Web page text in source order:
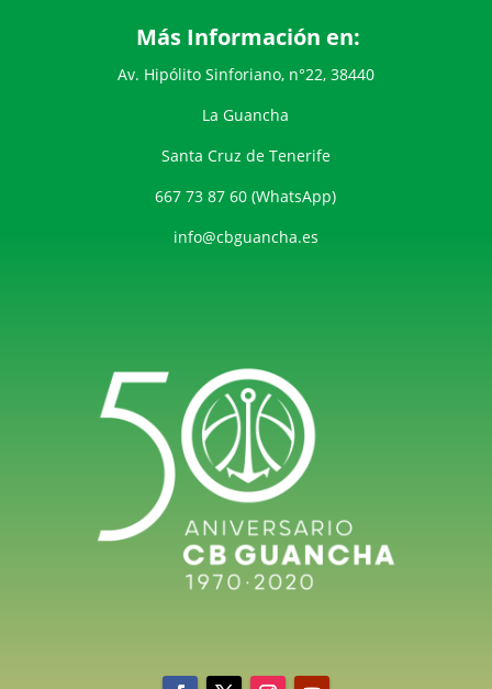
Más Información en:
Av. Hipólito Sinforiano, n°22, 38440
La Guancha
Santa Cruz de Tenerife
667 73 87 60 (WhatsApp)
info@cbguancha.es